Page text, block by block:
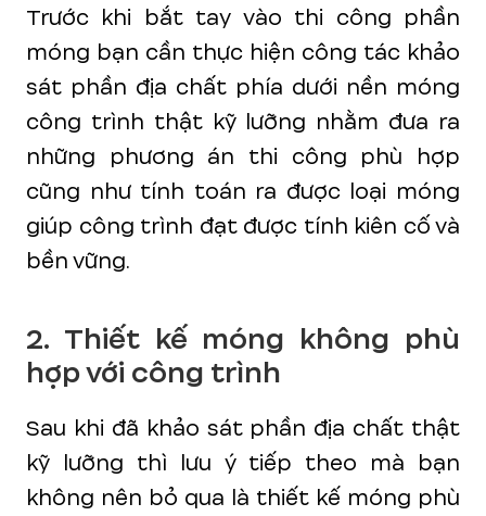
Trước khi bắt tay vào thi công phần
móng bạn cần thực hiện công tác khảo
sát phần địa chất phía dưới nền móng
công trình thật kỹ lưỡng nhằm đưa ra
những phương án thi công phù hợp
cũng như tính toán ra được loại móng
giúp công trình đạt được tính kiên cố và
bền vững.
2. Thiết kế móng không phù
hợp với công trình
Sau khi đã khảo sát phần địa chất thật
kỹ lưỡng thì lưu ý tiếp theo mà bạn
không nên bỏ qua là thiết kế móng phù